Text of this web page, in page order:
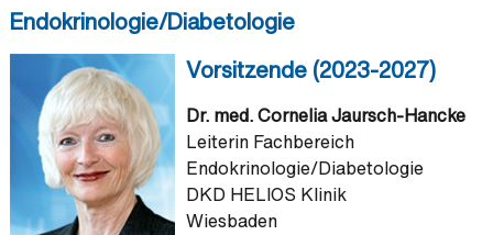
Endokrinologie/Diabetologie
Vorsitzende (2023-2027)
Dr. med. Cornelia Jaursch-Hancke
Leiterin Fachbereich
Endokrinologie/Diabetologie
DKD HELIOS Klinik
Wiesbaden